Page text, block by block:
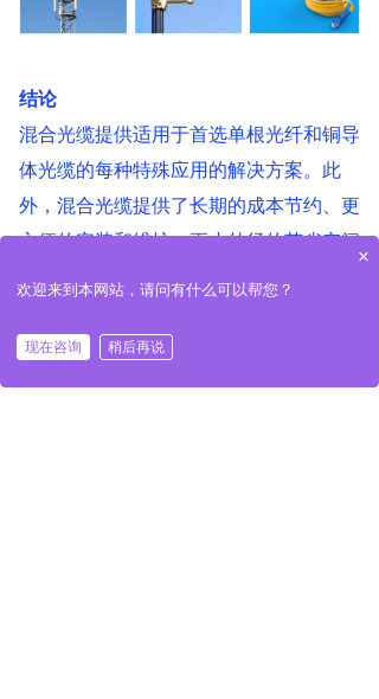
结论
混合光缆提供适用于首选单根光纤和铜导
体光缆的每种特殊应用的解决方案。此
外，混合光缆提供了长期的成本节约、更
方便的安装和维护、更小外径的节省空间
相关新闻
×
欢迎来到本网站，请问有什么可以帮您？
现在咨询 稍后再说